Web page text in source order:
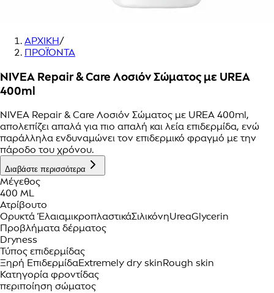
ΑΡΧΙΚΗ/
ΠΡΟΪΌΝΤΑ
NIVEA Repair & Care Λοσιόν Σώματος με UREA
400ml
NIVEA Repair & Care Λοσιόν Σώματος με UREA 400ml,
απολεπίζει απαλά για πιο απαλή και λεία επιδερμίδα, ενώ
παράλληλα ενδυναμώνει τον επιδερμικό φραγμό με την
πάροδο του χρόνου.
Διαβάστε περισσότερα
Μέγεθος
400 ML
Ατρίβουτο
Ορυκτά ΈλαιαμικροπλαστικάΣιλικόνηUreaGlycerin
Προβλήματα δέρματος
Dryness
Τύπος επιδερμίδας
Ξηρή ΕπιδερμίδαExtremely dry skinRough skin
Κατηγορία φροντίδας
περιποίηση σώματος